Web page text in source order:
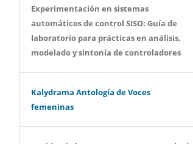
Experimentación en sistemas
automáticos de control SISO: Guía de
laboratorio para prácticas en análisis,
modelado y sintonía de controladores
Kalydrama Antología de Voces
femeninas